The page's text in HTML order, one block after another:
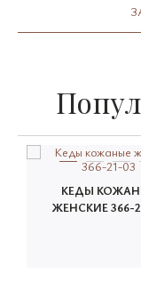
КЕДЫ
ЖЕНСКИЕ 366-